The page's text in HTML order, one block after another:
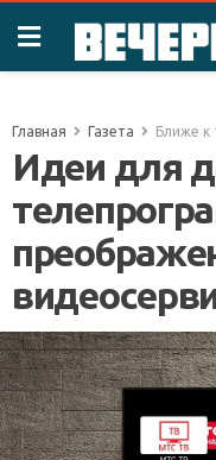
Главная Газета Ближе к
Идеи для